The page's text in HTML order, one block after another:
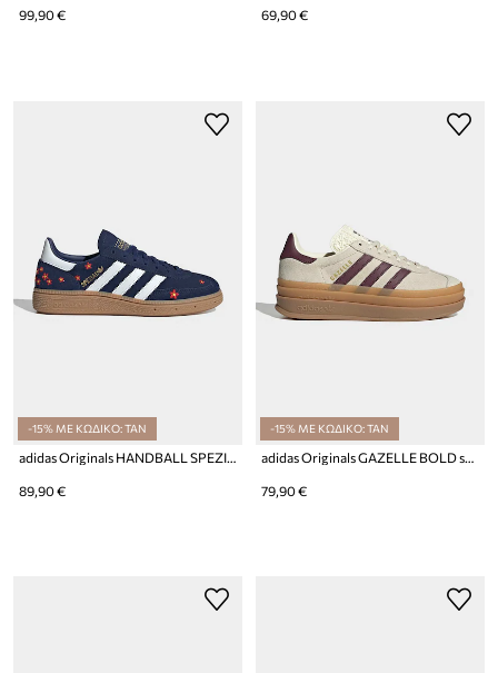
99,90 € 69,90 €
-15% ΜΕ ΚΩΔΙΚΟ: TAN
adidas Originals HANDBALL SPEZIAL sneakers παιδικά σουέτ
89,90 €
-15% ΜΕ ΚΩΔΙΚΟ: TAN
adidas Originals GAZELLE BOLD sneakers παιδικά δερμάτινα
79,90 €